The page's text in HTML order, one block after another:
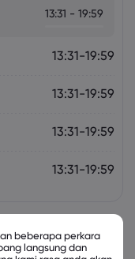
13:31 - 19:59
13:31-19:59
13:31-19:59
13:31-19:59
13:31-19:59
beberapa perkara
langsung dan